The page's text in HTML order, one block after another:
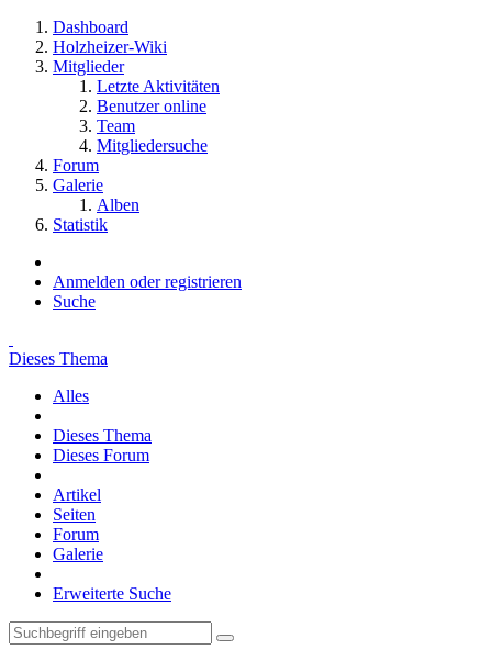
Dashboard
Holzheizer-Wiki
Mitglieder
Letzte Aktivitäten
Benutzer online
Team
Mitgliedersuche
Forum
Galerie
Alben
Statistik
Anmelden oder registrieren
Suche
Dieses Thema
Alles
Dieses Thema
Dieses Forum
Artikel
Seiten
Forum
Galerie
Erweiterte Suche